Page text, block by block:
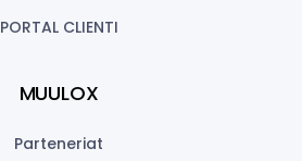
PORTAL CLIENTI
MUULOX
Parteneriat